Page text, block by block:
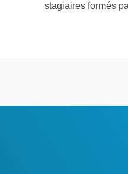
stagiaires formés